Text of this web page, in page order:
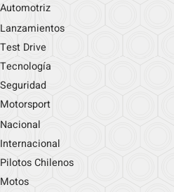
Automotriz
Lanzamientos
Test Drive
Tecnología
Seguridad
Motorsport
Nacional
Internacional
Pilotos Chilenos
Motos